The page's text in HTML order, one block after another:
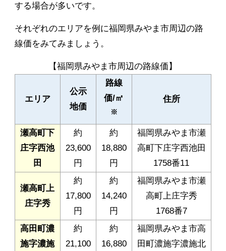
する場合が多いです。
それぞれのエリアを例に福岡県みやま市周辺の路
線価をみてみましょう。
【福岡県みやま市周辺の路線価】
エリア
公示
地価
路線
価/㎡
※
住所
瀬高町下
庄字西池
田
約
23,600
円
約
18,880
円
福岡県みやま市瀬
高町下庄字西池田
1758番11
瀬高町上
庄字秀
約
17,800
円
約
14,240
円
福岡県みやま市瀬
高町上庄字秀
1768番7
高田町濃
施字濃施
約
21,100
約
16,880
福岡県みやま市高
田町濃施字濃施北